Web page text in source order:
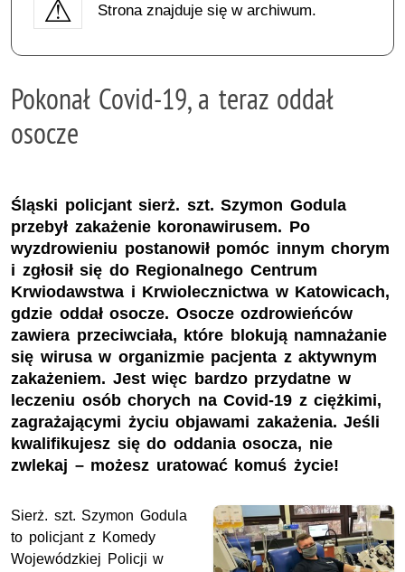
Strona znajduje się w archiwum.
Pokonał Covid-19, a teraz oddał
osocze
Śląski policjant sierż. szt. Szymon Godula
przebył zakażenie koronawirusem. Po
wyzdrowieniu postanowił pomóc innym chorym
i zgłosił się do Regionalnego Centrum
Krwiodawstwa i Krwiolecznictwa w Katowicach,
gdzie oddał osocze. Osocze ozdrowieńców
zawiera przeciwciała, które blokują namnażanie
się wirusa w organizmie pacjenta z aktywnym
zakażeniem. Jest więc bardzo przydatne w
leczeniu osób chorych na Covid-19 z ciężkimi,
zagrażającymi życiu objawami zakażenia. Jeśli
kwalifikujesz się do oddania osocza, nie
zwlekaj – możesz uratować komuś życie!
Sierż. szt. Szymon Godula
to policjant z Komedy
Wojewódzkiej Policji w